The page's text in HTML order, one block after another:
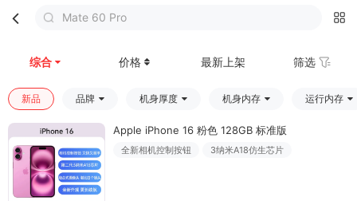
Mate 60 Pro
综合 价格 最新上架 筛选
新品 品牌 机身厚度 机身内存 运行内存
Apple iPhone 16 粉色 128GB 标准版
全新相机控制按钮 3纳米A18仿生芯片